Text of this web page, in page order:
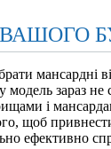
мансардні
зараз не
і
щоб
ефективно